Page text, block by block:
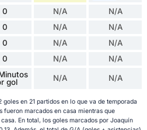
0 N/A N/A
0 N/A N/A
0 N/A N/A
0 N/A N/A
gol
N/A N/A
en 21 partidos en lo que va de temporada
marcados en casa mientras que
En total, los goles marcados por Joaquín